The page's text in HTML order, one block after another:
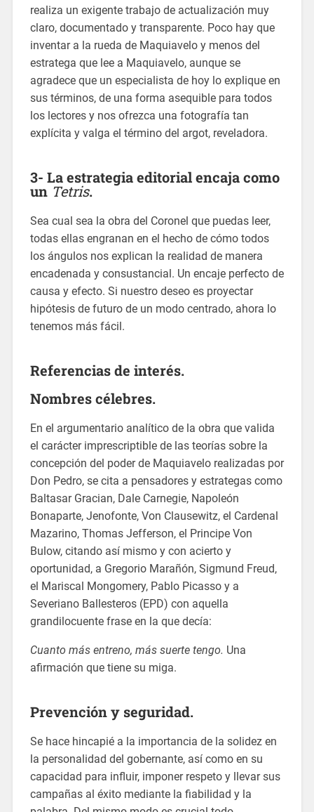
realiza un exigente trabajo de actualización muy
claro, documentado y transparente. Poco hay que
inventar a la rueda de Maquiavelo y menos del
estratega que lee a Maquiavelo, aunque se
agradece que un especialista de hoy lo explique en
sus términos, de una forma asequible para todos
los lectores y nos ofrezca una fotografía tan
explícita y valga el término del argot, reveladora.
3- La estrategia editorial encaja como
un Tetris.
Sea cual sea la obra del Coronel que puedas leer,
todas ellas engranan en el hecho de cómo todos
los ángulos nos explican la realidad de manera
encadenada y consustancial. Un encaje perfecto de
causa y efecto. Si nuestro deseo es proyectar
hipótesis de futuro de un modo centrado, ahora lo
tenemos más fácil.
Referencias de interés.
Nombres célebres.
En el argumentario analítico de la obra que valida
el carácter imprescriptible de las teorías sobre la
concepción del poder de Maquiavelo realizadas por
Don Pedro, se cita a pensadores y estrategas como
Baltasar Gracian, Dale Carnegie, Napoleón
Bonaparte, Jenofonte, Von Clausewitz, el Cardenal
Mazarino, Thomas Jefferson, el Principe Von
Bulow, citando así mismo y con acierto y
oportunidad, a Gregorio Marañón, Sigmund Freud,
el Mariscal Mongomery, Pablo Picasso y a
Severiano Ballesteros (EPD) con aquella
grandilocuente frase en la que decía:
Cuanto más entreno, más suerte tengo. Una
afirmación que tiene su miga.
Prevención y seguridad.
Se hace hincapié a la importancia de la solidez en
la personalidad del gobernante, así como en su
capacidad para influir, imponer respeto y llevar sus
campañas al éxito mediante la fiabilidad y la